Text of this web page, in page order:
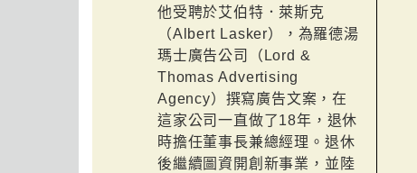
他受聘於艾伯特．萊斯克
（Albert Lasker），為羅德湯
瑪士廣告公司（Lord &
Thomas Advertising
Agency）撰寫廣告文案，在
這家公司一直做了18年，退休
時擔任董事長兼總經理。退休
後繼續圖資開創新事業，並陸